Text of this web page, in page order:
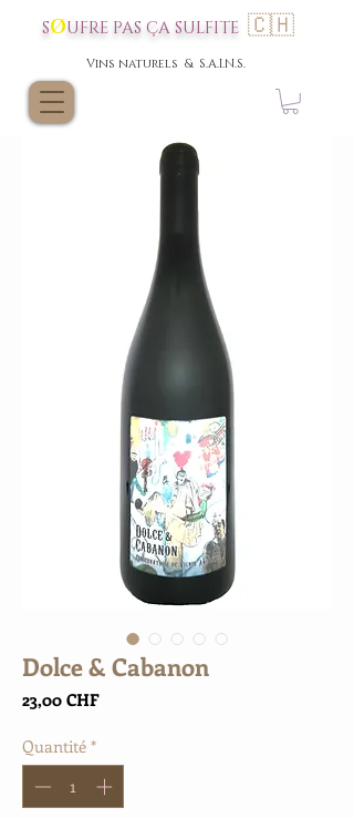
SØUFRE PAS ÇA SULFITE 🇨🇭
Vins naturels & S.A.I.N.S.
Dolce & Cabanon
23,00 CHFPrix
Quantité *